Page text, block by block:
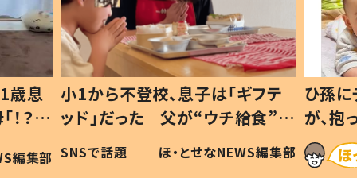
歳息
？」
編集部
小1から不登校、息子は「ギフテ
ッド」だった 父が“ウチ給食”を
作り続ける理由とは #令和の親
#令和の子
SNSで話題 ほ・とせなNEWS編集部
ひ孫
が、
「涙が
い」